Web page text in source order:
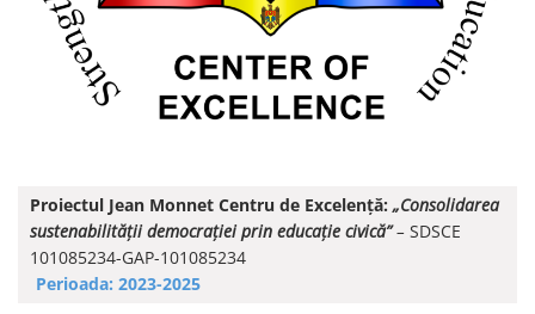
Proiectul Jean Monnet Centru de Excelență: „Consolidarea
sustenabilității democrației prin educație civică”– SDSCE
101085234-GAP-101085234
Perioada: 2023-2025